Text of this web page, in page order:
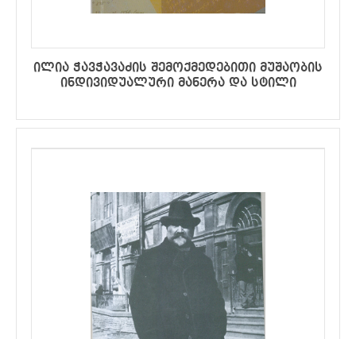
ილია ჭავჭავაძის შემოქმედებითი მუშაობის
ინდივიდუალური მანერა და სტილი